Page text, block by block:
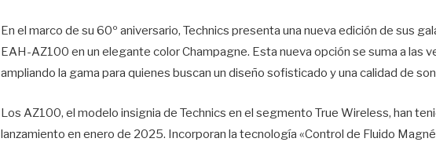
En el marco de su 60º aniversario, Technics presenta una nueva edición de sus
EAH-AZ100 en un elegante color Champagne. Esta nueva opción se suma a las
ampliando la gama para quienes buscan un diseño sofisticado y una calidad de
Los AZ100, el modelo insignia de Technics en el segmento True Wireless, han
lanzamiento en enero de 2025. Incorporan la tecnología «Control de Fluido